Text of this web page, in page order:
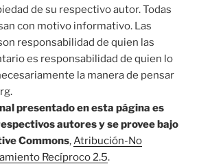
de su respectivo autor. Todas
con motivo informativo. Las
responsabilidad de quien las
es responsabilidad de quien lo
la manera de pensar
presentado en esta página es
autores y se provee bajo
Commons,Atribución-No
Recíproco 2.5.